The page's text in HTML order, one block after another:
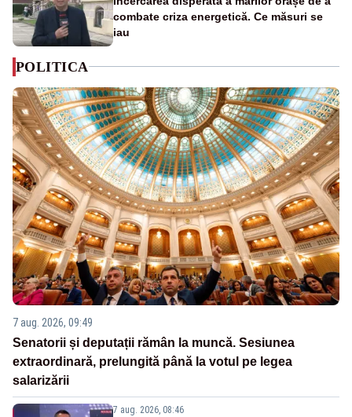
combate criza energetică. Ce măsuri se
iau
POLITICA
7 aug. 2026, 09:49
Senatorii și deputații rămân la muncă. Sesiunea
extraordinară, prelungită până la votul pe legea
salarizării
7 aug. 2026, 08:46